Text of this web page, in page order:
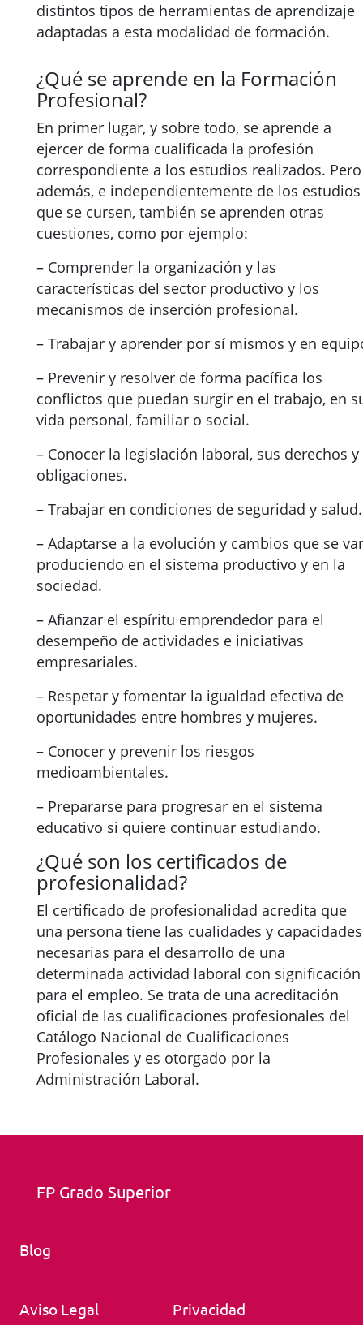
distintos tipos de herramientas de aprendizaje
adaptadas a esta modalidad de formación.
¿Qué se aprende en la Formación
Profesional?
En primer lugar, y sobre todo, se aprende a
ejercer de forma cualificada la profesión
correspondiente a los estudios realizados. Pero
además, e independientemente de los estudios
que se cursen, también se aprenden otras
cuestiones, como por ejemplo:
– Comprender la organización y las
características del sector productivo y los
mecanismos de inserción profesional.
– Trabajar y aprender por sí mismos y en
– Prevenir y resolver de forma pacífica los
conflictos que puedan surgir en el trabajo, en
vida personal, familiar o social.
– Conocer la legislación laboral, sus derechos y
obligaciones.
– Trabajar en condiciones de seguridad y salud.
– Adaptarse a la evolución y cambios que se
produciendo en el sistema productivo y en la
sociedad.
– Afianzar el espíritu emprendedor para el
desempeño de actividades e iniciativas
empresariales.
– Respetar y fomentar la igualdad efectiva de
oportunidades entre hombres y mujeres.
– Conocer y prevenir los riesgos
medioambientales.
– Prepararse para progresar en el sistema
educativo si quiere continuar estudiando.
¿Qué son los certificados de
profesionalidad?
El certificado de profesionalidad acredita que
una persona tiene las cualidades y capacidades
necesarias para el desarrollo de una
determinada actividad laboral con significación
para el empleo. Se trata de una acreditación
oficial de las cualificaciones profesionales del
Catálogo Nacional de Cualificaciones
Profesionales y es otorgado por la
Administración Laboral.
FP Grado Superior
Blog
Aviso Legal Privacidad